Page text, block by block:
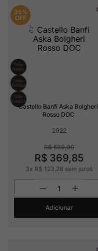
35%
OFF
Castello Banfi Aska Bolgheri
Rosso DOC
2022
R$ 569,00
R$ 369,85
3x R$ 123 28 sem juros
Adicionar